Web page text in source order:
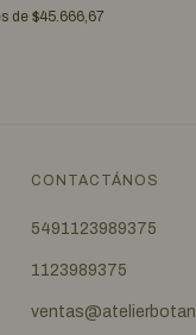
de $45.666,67
CONTACTÁNOS
5491123989375
1123989375